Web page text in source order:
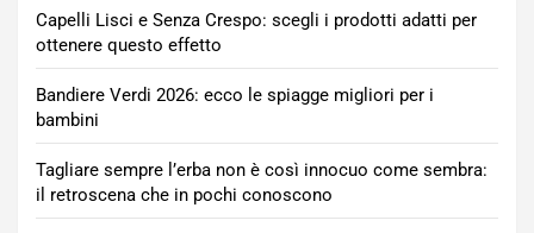
Capelli Lisci e Senza Crespo: scegli i prodotti adatti per
ottenere questo effetto
Bandiere Verdi 2026: ecco le spiagge migliori per i
bambini
Tagliare sempre l’erba non è così innocuo come sembra:
il retroscena che in pochi conoscono